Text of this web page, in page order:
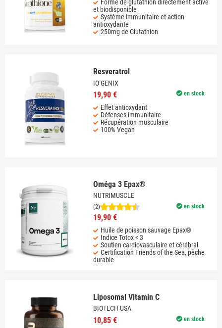
Forme de glutathion directement active
et biodisponible
Système immunitaire et action
antioxydante
250mg de Glutathion
Resveratrol
IO GENIX
en stock
19,90 €
Effet antioxydant
Défenses immunitaire
Récupération musculaire
100% Vegan
Oméga 3 Epax®
NUTRIMUSCLE
en stock
(2)
19,90 €
Huile de poisson sauvage Epax®
Indice Totox < 3
Soutien cardiovasculaire et cérébral
Certification Friends of the Sea, pêche
durable
Liposomal Vitamin C
BIOTECH USA
en stock
10,85 €